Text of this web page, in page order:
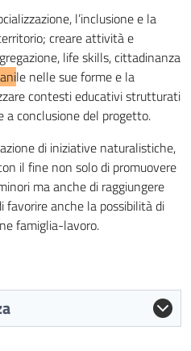
l’inclusione e la
creare attività e
life skills, cittadinanza
le nelle sue forme e la
contesti educativi strutturati
a conclusione del progetto.
di iniziative naturalistiche,
il fine non solo di promuovere
ma anche di raggiungere
favorire anche la possibilità di
famiglia-lavoro.